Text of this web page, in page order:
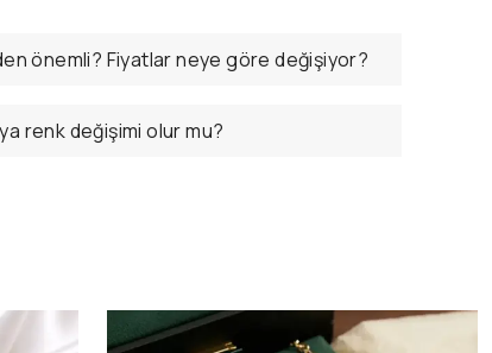
önemli? Fiyatlar neye göre değişiyor?
renk değişimi olur mu?